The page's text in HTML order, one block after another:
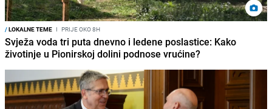
/LOKALNE TEME I PRIJE OKO 8H
Svježa voda tri puta dnevno i ledene poslastice: Kako
životinje u Pionirskoj dolini podnose vrućine?